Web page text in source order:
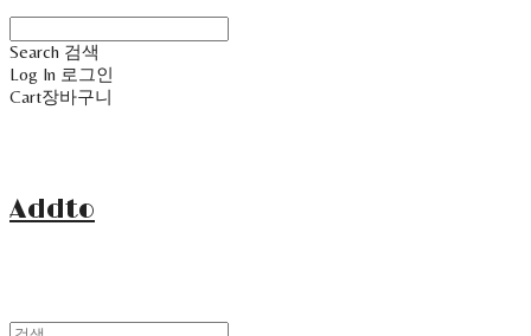
Search 검색
Log In 로그인
Cart장바구니
Addto